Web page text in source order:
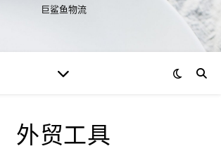
巨鲨鱼物流
外贸工具